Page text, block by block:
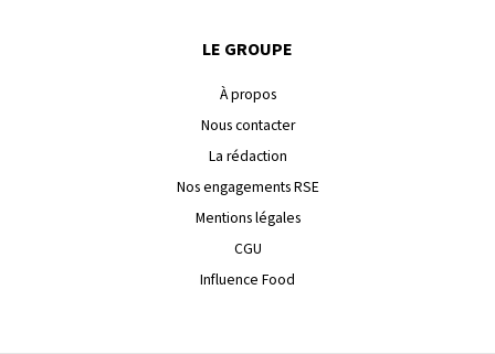
LE GROUPE
À propos
Nous contacter
La rédaction
Nos engagements RSE
Mentions légales
CGU
Influence Food